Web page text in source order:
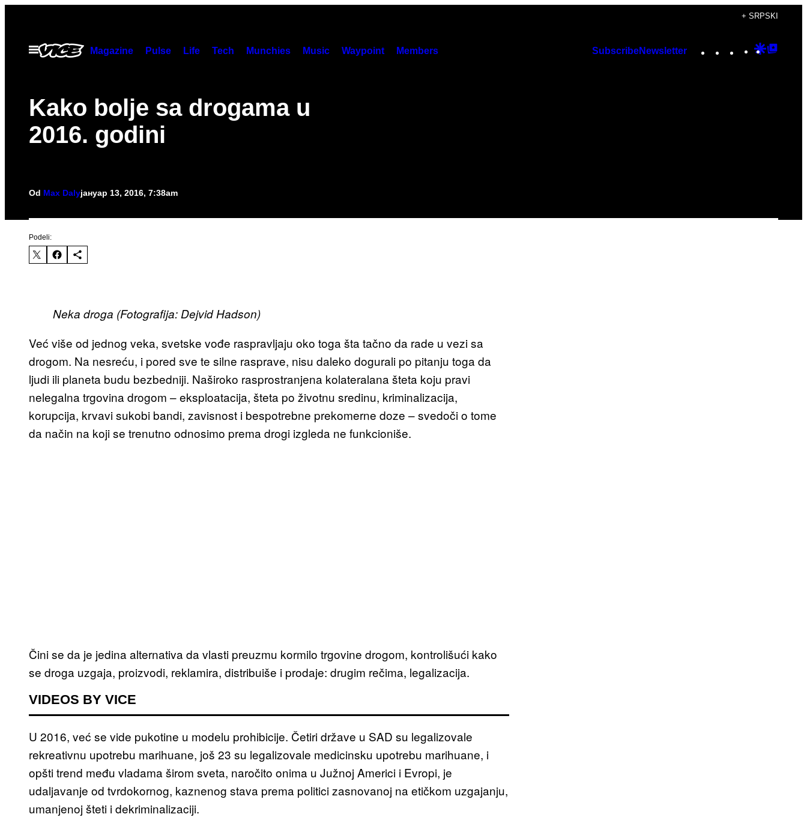
садржај
+ SRPSKI
Otvori
Meni
Magazine Pulse Life Tech Munchies Music Waypoint Members SubscribeNewsletter Instagram
TikTok
YouTube
Google
Kako bolje sa drogama u
2016. godini
Od Max Dalyјануар 13, 2016, 7:38am
Podeli:
Neka droga (Fotografija: Dejvid Hadson)
Već više od jednog veka, svetske vođe raspravljaju oko toga šta tačno da rade u vezi sa
drogom. Na nesreću, i pored sve te silne rasprave, nisu daleko dogurali po pitanju toga da
ljudi ili planeta budu bezbedniji. Naširoko rasprostranjena kolateralana šteta koju pravi
nelegalna trgovina drogom – eksploatacija, šteta po životnu sredinu, kriminalizacija,
korupcija, krvavi sukobi bandi, zavisnost i bespotrebne prekomerne doze – svedoči o tome
da način na koji se trenutno odnosimo prema drogi izgleda ne funkcioniše.
Čini se da je jedina alternativa da vlasti preuzmu kormilo trgovine drogom, kontrolišući kako
se droga uzgaja, proizvodi, reklamira, distribuiše i prodaje: drugim rečima, legalizacija.
VIDEOS BY VICE
U 2016, već se vide pukotine u modelu prohibicije. Četiri države u SAD su legalizovale
rekreativnu upotrebu marihuane, još 23 su legalizovale medicinsku upotrebu marihuane, i
opšti trend među vladama širom sveta, naročito onima u Južnoj Americi i Evropi, je
udaljavanje od tvrdokornog, kaznenog stava prema politici zasnovanoj na etičkom uzgajanju,
umanjenoj šteti i dekriminalizaciji.